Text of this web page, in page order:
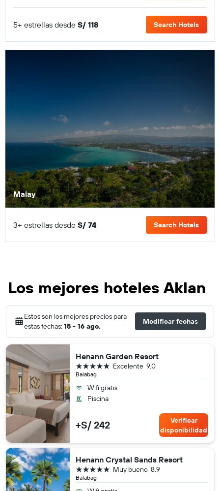
5+ estrellas desde S/ 118 Search Hotels
Malay
3+ estrellas desde S/ 74 Search Hotels
Los mejores hoteles Aklan
Estos son los mejores precios para
estas fechas: 15 - 16 ago.
Modificar fechas
Henann Garden Resort
Balabag
9.0
Excelente
5 estrellas
Wifi gratis
Piscina
+S/ 242
Verificar
disponibilidad
Henann Crystal Sands Resort
Balabag
8.9
Muy bueno
5 estrellas